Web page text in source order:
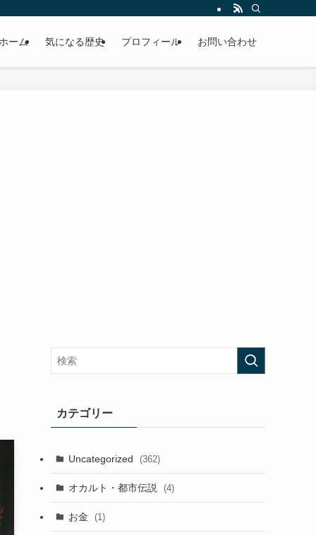
ーム 気になる歴史 プロフィール お問い合わせ
カテゴリー
Uncategorized (362)
オカルト・都市伝説 (4)
お金 (1)